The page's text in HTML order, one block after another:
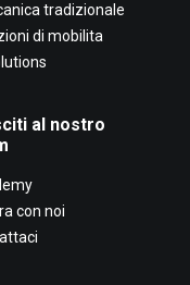
tradizionale
di mobilita
al nostro
con noi